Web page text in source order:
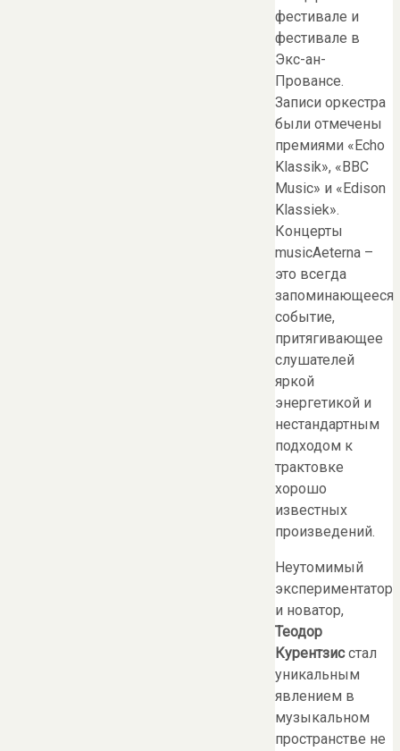
фестивале и
фестивале в
Экс-ан-
Провансе.
Записи оркестра
были отмечены
премиями «Echo
Klassik», «BBC
Music» и «Edison
Klassiek».
Концерты
musicAeterna –
это всегда
запоминающееся
событие,
притягивающее
слушателей
яркой
энергетикой и
нестандартным
подходом к
трактовке
хорошо
известных
произведений.
Неутомимый
экспериментатор
и новатор,
Теодор
Курентзисстал
уникальным
явлением в
музыкальном
пространстве не